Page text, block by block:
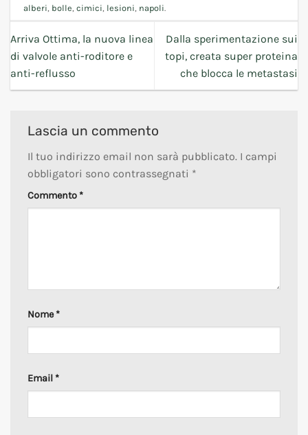
alberi bolle ,cimici lesioni napoli.
Arriva Ottima, la nuova linea
di valvole anti-roditore e
anti-reflusso
Dalla sperimentazione sui
topi, creata super proteina
che blocca le metastasi
Lascia un commento
Il tuo indirizzo email non sarà pubblicato. I campi
obbligatori sono contrassegnati *
Commento *
Nome*
Email *